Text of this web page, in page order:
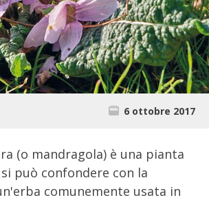
CAMPAGNA
LA FRUTTA
6 ottobre 2017
(o mandragola) è una pianta
può confondere con la
comunemente usata in